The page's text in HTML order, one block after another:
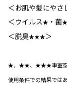
＜お肌や髪にやさ
＜ウイルス★ ・菌
＜脱臭★★★＞
★、★★、★★★車室空間
使用条件での結果では